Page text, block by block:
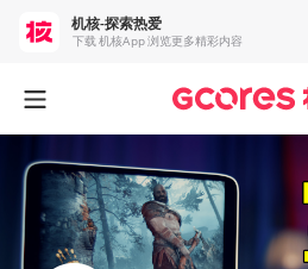
机核-探索热爱
下载 机核App 浏览更多精彩内容